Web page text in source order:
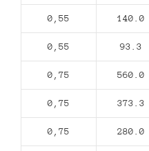
0,55 140.0
0,55 93.3
0,75 560.0
0,75 373.3
0,75 280.0